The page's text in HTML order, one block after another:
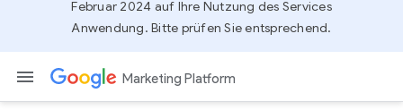
Februar 2024 auf Ihre Nutzung des Services
Anwendung. Bitte prüfen Sie entsprechend.
Marketing Platform